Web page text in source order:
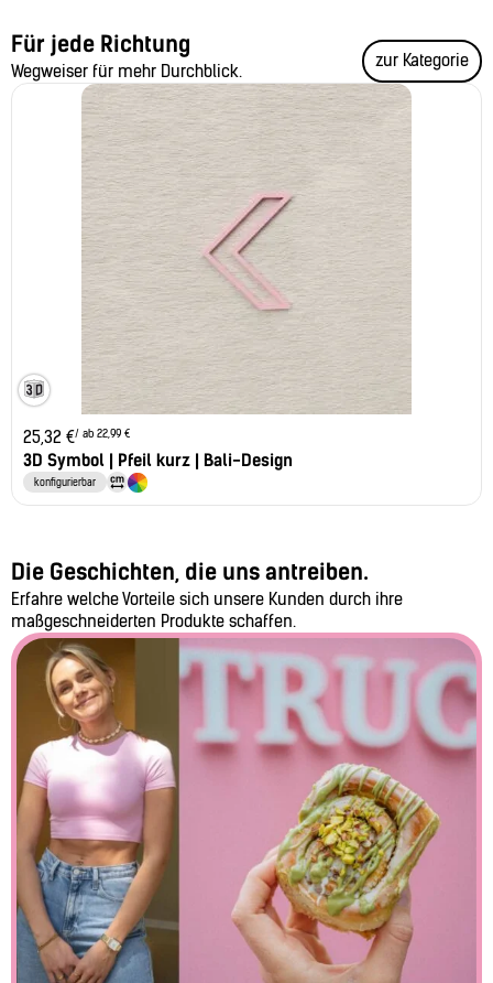
Für jede Richtung
Wegweiser für mehr Durchblick.
zur Kategorie
25,32 €/ ab 22,99 €
3D Symbol | Pfeil kurz | Bali-Design
konfigurierbar
Die Geschichten, die uns antreiben.
Erfahre welche Vorteile sich unsere Kunden durch ihre
maßgeschneiderten Produkte schaffen.